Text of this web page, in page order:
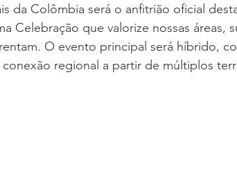
da Colômbia será o anfitrião oficial
Celebração que valorize nossas áreas,
O evento principal será híbrido,
regional a partir de múltiplos